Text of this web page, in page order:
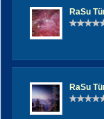
RaSu
RaSu